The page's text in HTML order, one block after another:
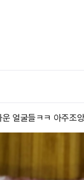
얼굴들ㅋㅋ 아주조